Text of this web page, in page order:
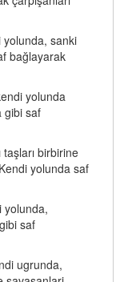
yolunda, sanki
bağlayarak
yolunda
gibi saf
birbirine
yolunda saf
yolunda,
saf
ugrunda,